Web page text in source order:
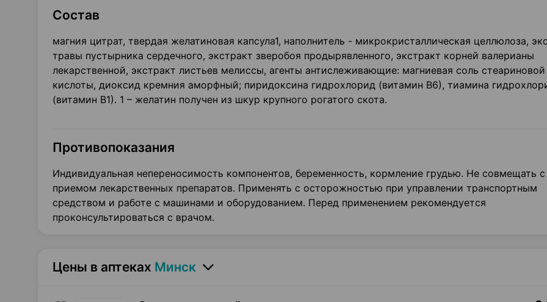
Состав
магния цитрат, твердая желатиновая капсула1, наполнитель - микрокристаллическая целлюлоза,
травы пустырника сердечного, экстракт зверобоя продырявленного, экстракт корней валерианы
лекарственной, экстракт листьев мелиссы, агенты антислеживающие: магниевая соль стеариновой
кислоты, диоксид кремния аморфный; пиридоксина гидрохлорид (витамин В6), тиамина
(витамин В1). 1 – желатин получен из шкур крупного рогатого скота.
Противопоказания
Индивидуальная непереносимость компонентов, беременность, кормление грудью. Не совмещать с
приемом лекарственных препаратов. Применять с осторожностью при управлении транспортным
средством и работе с машинами и оборудованием. Перед применением рекомендуется
проконсультироваться с врачом.
Цены в аптеках Минск